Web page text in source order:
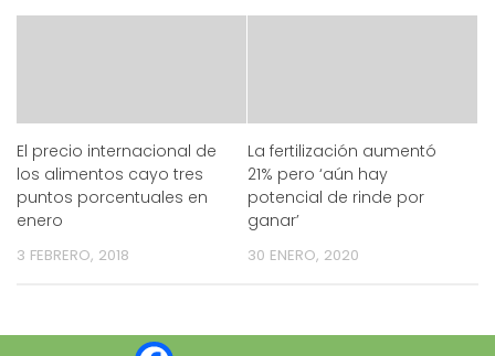
El precio internacional de
los alimentos cayo tres
puntos porcentuales en
enero
3 FEBRERO, 2018
La fertilización aumentó
21% pero ‘aún hay
potencial de rinde por
ganar’
30 ENERO, 2020